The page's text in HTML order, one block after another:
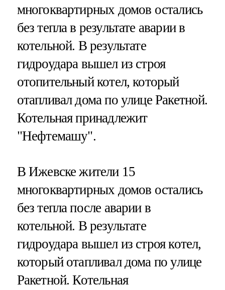
многоквартирных домов остались
без тепла в результате аварии в
котельной. В результате
гидроудара вышел из строя
отопительный котел, который
отапливал дома по улице Ракетной.
Котельная принадлежит
"Нефтемашу".
В Ижевске жители 15
многоквартирных домов остались
без тепла после аварии в
котельной. В результате
гидроудара вышел из строя котел,
который отапливал дома по улице
Ракетной. Котельная